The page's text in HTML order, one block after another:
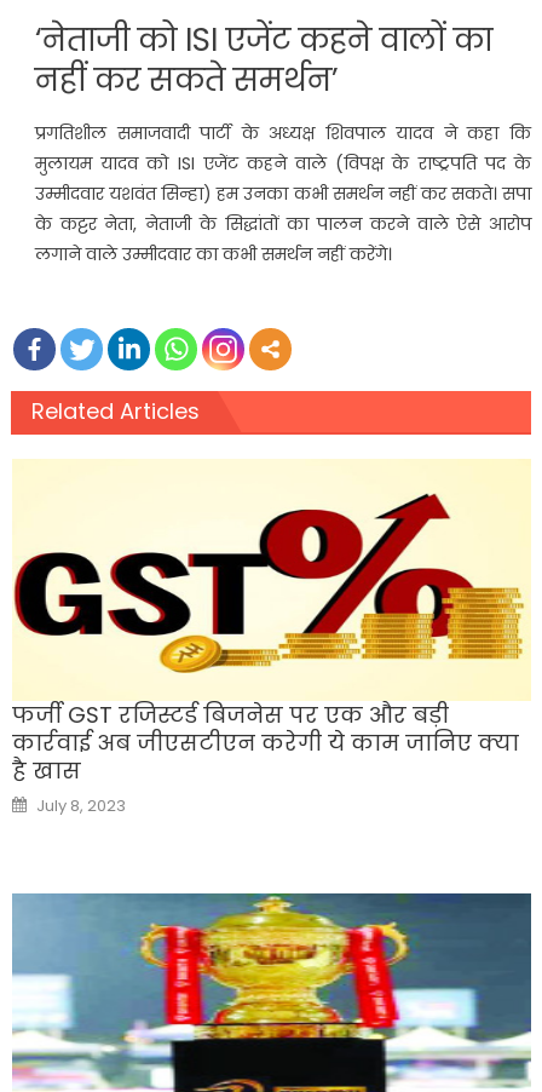
‘नेताजी को ISI एजेंट कहने वालों का
नहीं कर सकते समर्थन’
प्रगतिशील समाजवादी पार्टी के अध्यक्ष शिवपाल यादव ने कहा कि
मुलायम यादव को ISI एजेंट कहने वाले (विपक्ष के राष्ट्रपति पद के
उम्मीदवार यशवंत सिन्हा) हम उनका कभी समर्थन नहीं कर सकते। सपा
के कट्टर नेता, नेताजी के सिद्धांतों का पालन करने वाले ऐसे आरोप
लगाने वाले उम्मीदवार का कभी समर्थन नहीं करेंगे।
Related Articles
फर्जी GST रजिस्टर्ड बिजनेस पर एक और बड़ी
कार्रवाई अब जीएसटीएन करेगी ये काम जानिए क्या
है खास
Posted
on
July 8, 2023